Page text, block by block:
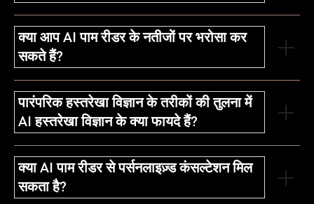
क्या आप AI पाम रीडर के नतीजों पर भरोसा कर
सकते हैं?
पारंपरिक हस्तरेखा विज्ञान के तरीकों की तुलना में
AI हस्तरेखा विज्ञान के क्या फायदे हैं?
क्या AI पाम रीडर से पर्सनलाइज़्ड कंसल्टेशन मिल
सकता है?